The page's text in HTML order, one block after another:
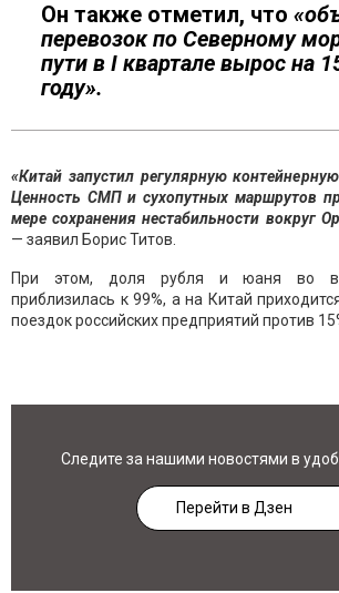
Он также отметил, что
перевозок по Северному
пути в І квартале вырос на
году».
«Китай запустил регулярную
Ценность СМП и сухопутных маршрутов
мере сохранения нестабильности вокруг
— заявил Борис Титов.
При этом, доля рубля и юаня во
приблизилась к 99%, а на Китай
поездок российских предприятий против
Следите за нашими новостями в
Перейти в Дзен